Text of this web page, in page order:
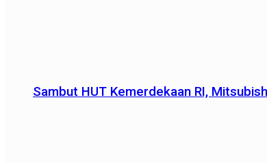
Sambut HUT Kemerdekaan RI,